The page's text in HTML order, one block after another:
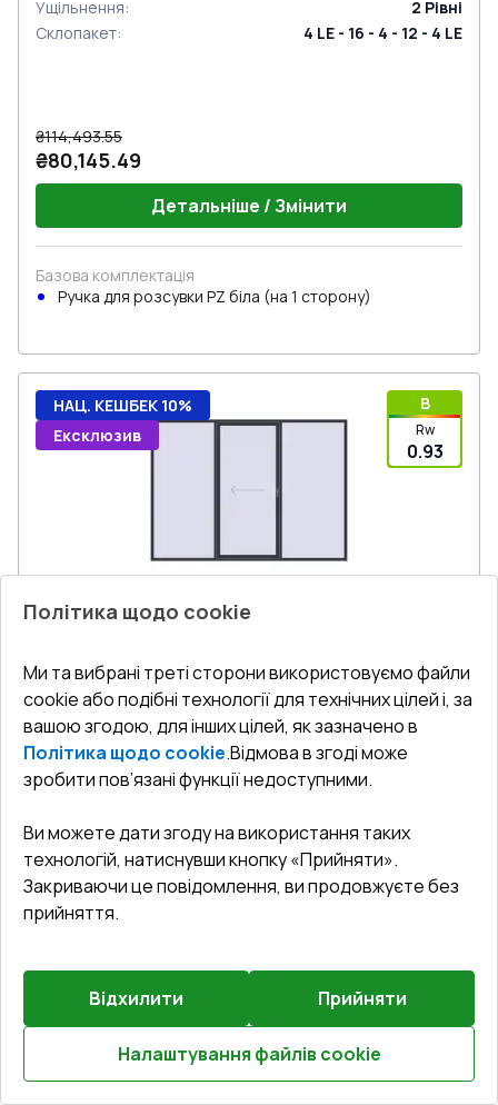
Розрахуй онлайн
Ущільнення: 2 Рівні
Склопакет: 4 LE - 16 - 4 - 12 - 4 LE
₴114,493.55
₴80,145.49
Детальніше / Змінити
Базова комплектація
Ручкa для розсувки PZ біла (на 1 сторону)
B
Rw
0.93
НАЦ. КЕШБЕК 10%
Ексклюзив
Попереднє
Розсувні терасні двері 3200x2300 мм REHAU Brillant
70 (Похило-зсувні)
ANTHRACITE_GREY_STRUKTURAL з двох сторін
Профільна система:
Склопакет : 4 CGS - 16 - 4 - 12 - 4 LE
₴93,886.34
Детальніше / Змінити
Оптимальна комплектація
Політика щодо cookie
Ми та вибрані треті сторони використовуємо файли
cookie або подібні технології для технічних цілей і, за
вашою згодою, для інших цілей, як зазначено в
Політика щодо cookie.Відмова в згоді може
зробити пов’язані функції недоступними.
Ви можете дати згоду на використання таких
технологій, натиснувши кнопку «Прийняти».
Закриваючи це повідомлення, ви продовжуєте без
прийняття.
Відхилити Прийняти
Налаштування файлів cookie